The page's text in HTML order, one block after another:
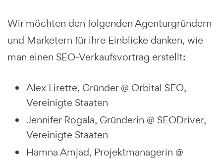
Wir möchten den folgenden Agenturgründern
und Marketern für ihre Einblicke danken, wie
man einen SEO-Verkaufsvortrag erstellt:
Alex Lirette, Gründer @ Orbital SEO,
Vereinigte Staaten
Jennifer Rogala, Gründerin @ SEODriver,
Vereinigte Staaten
Hamna Amjad, Projektmanagerin @